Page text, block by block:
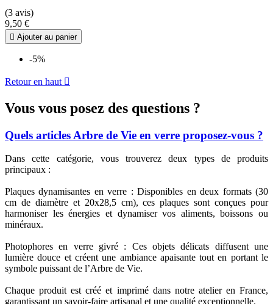
(3 avis)
9,50 €
 Ajouter au panier
-5%
Retour en haut 
Vous vous posez des questions ?
Quels articles Arbre de Vie en verre proposez-vous ?
Dans cette catégorie, vous trouverez deux types de produits
principaux :
Plaques dynamisantes en verre : Disponibles en deux formats (30
cm de diamètre et 20x28,5 cm), ces plaques sont conçues pour
harmoniser les énergies et dynamiser vos aliments, boissons ou
minéraux.
Photophores en verre givré : Ces objets délicats diffusent une
lumière douce et créent une ambiance apaisante tout en portant le
symbole puissant de l’Arbre de Vie.
Chaque produit est créé et imprimé dans notre atelier en France,
garantissant un savoir-faire artisanal et une qualité exceptionnelle.